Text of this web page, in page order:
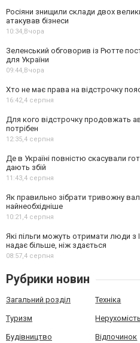
Росіяни знищили склади двох
атакував бізнеси
10:34,Вчора
Зеленський обговорив із Рютте
для України
09:44,Вчора
Хто не має права на відстрочку
16:42,4 серпня
Для кого відстрочку продовжать
потрібен
12:35,4 серпня
Де в Україні повністю скасували
дають збій
11:43,4 серпня
Як правильно зібрати тривожну
найнеобхідніше
10:21,4 серпня
Які пільги можуть отримати люди з
надає більше, ніж здається
08:57,4 серпня
Рубрики новин
Загальний розділ Техніка
Туризм Нерухомість
Будівництво Відпочинок